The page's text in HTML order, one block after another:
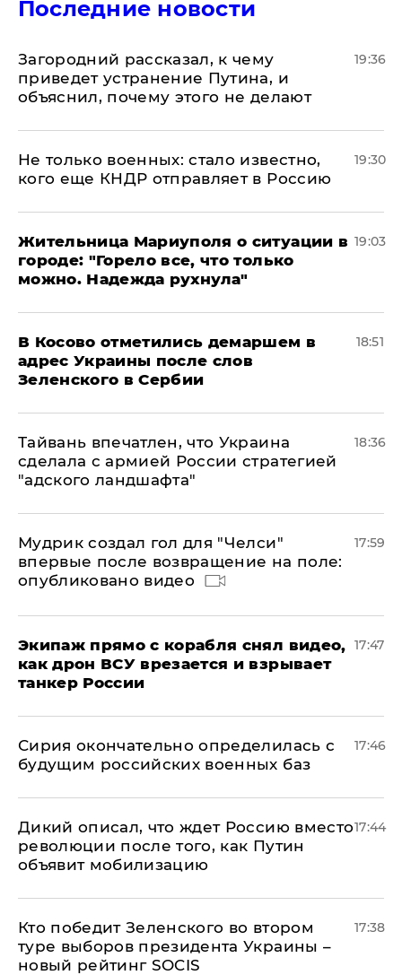
Последние новости
Загородний рассказал, к чему
приведет устранение Путина, и
объяснил, почему этого не делают
19:36
Не только военных: стало известно,
кого еще КНДР отправляет в Россию
19:30
Жительница Мариуполя о ситуации в
городе: "Горело все, что только
можно. Надежда рухнула"
19:03
В Косово отметились демаршем в
адрес Украины после слов
Зеленского в Сербии
18:51
Тайвань впечатлен, что Украина
сделала с армией России стратегией
"адского ландшафта"
18:36
Мудрик создал гол для "Челси"
впервые после возвращение на поле:
опубликовано видео
17:59
Экипаж прямо с корабля снял видео,
как дрон ВСУ врезается и взрывает
танкер России
17:47
Сирия окончательно определилась с
будущим российских военных баз
17:46
Дикий описал, что ждет Россию вместо
революции после того, как Путин
объявит мобилизацию
17:44
Кто победит Зеленского во втором
туре выборов президента Украины –
новый рейтинг SOCIS
17:38